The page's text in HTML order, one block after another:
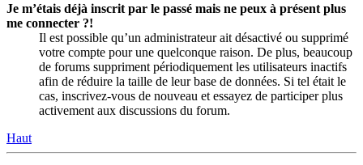
Je m’étais déjà inscrit par le passé mais ne peux à présent plus
me connecter ?!
Il est possible qu’un administrateur ait désactivé ou supprimé
votre compte pour une quelconque raison. De plus, beaucoup
de forums suppriment périodiquement les utilisateurs inactifs
afin de réduire la taille de leur base de données. Si tel était le
cas, inscrivez-vous de nouveau et essayez de participer plus
activement aux discussions du forum.
Haut